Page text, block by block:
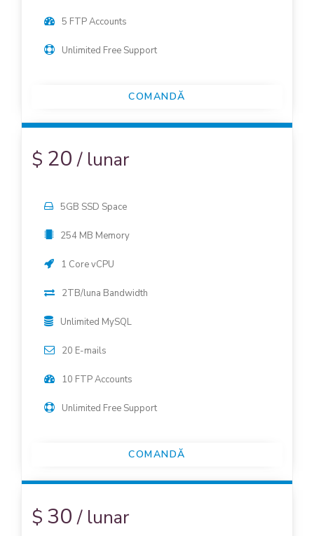
5 FTP Accounts
Unlimited Free Support
COMANDĂ
$ 20 / lunar
5GB SSD Space
254 MB Memory
1 Core vCPU
2TB/luna Bandwidth
Unlimited MySQL
20 E-mails
10 FTP Accounts
Unlimited Free Support
COMANDĂ
$ 30 / lunar